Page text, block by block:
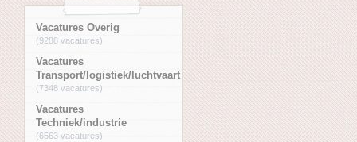
Vacatures Overig
(9288 vacatures)
Vacatures
Transport/logistiek/luchtvaart
(7348 vacatures)
Vacatures
Techniek/industrie
(6563 vacatures)